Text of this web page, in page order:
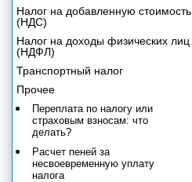
Налог на добавленную стоимость
(НДС)
Налог на доходы физических лиц
(НДФЛ)
Транспортный налог
Прочее
Переплата по налогу или
страховым взносам: что
делать?
Расчет пеней за
несвоевременную уплату
налога